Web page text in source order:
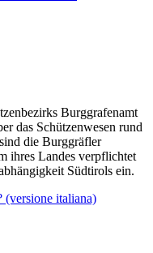
Burggrafenamt
das Schützenwesen rund
die Burggräfler
ihres Landes verpflichtet
Südtirols ein.
(versione italiana)